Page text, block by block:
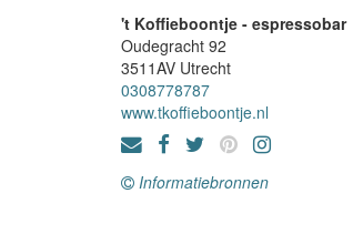
't Koffieboontje - espressobar
Oudegracht 92
3511AV Utrecht
0308778787
www.tkoffieboontje.nl
Informatiebronnen